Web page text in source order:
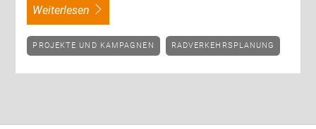
weiterlesen
PROJEKTE UND KAMPAGNEN RADVERKEHRSPLANUNG